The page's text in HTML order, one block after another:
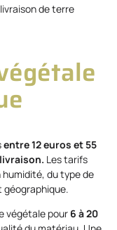
de terre
entre 12 euros et 55
Les tarifs
du type de
géographique.
végétale pour 6 à 20